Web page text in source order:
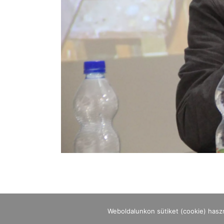
Weboldalunkon sütiket (cookie)